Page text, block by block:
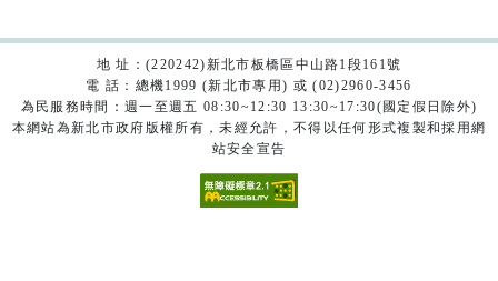
地 址：(220242)新北市板橋區中山路1段161號
電 話：總機1999 (新北市專用) 或 (02)2960-3456
為民服務時間：週一至週五 08:30~12:30 13:30~17:30(國定假日除外)
本網站為新北市政府版權所有，未經允許，不得以任何形式複製和採用網
站安全宣告